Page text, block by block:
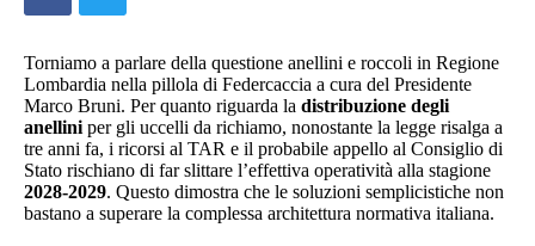
Torniamo a parlare della questione anellini e roccoli in Regione
Lombardia nella pillola di Federcaccia a cura del Presidente
Marco Bruni. Per quanto riguarda la distribuzione degli
anelliniper gli uccelli da richiamo, nonostante la legge risalga a
tre anni fa, i ricorsi al TAR e il probabile appello al Consiglio di
Stato rischiano di far slittare l’effettiva operatività alla stagione
2028-2029. Questo dimostra che le soluzioni semplicistiche non
bastano a superare la complessa architettura normativa italiana.